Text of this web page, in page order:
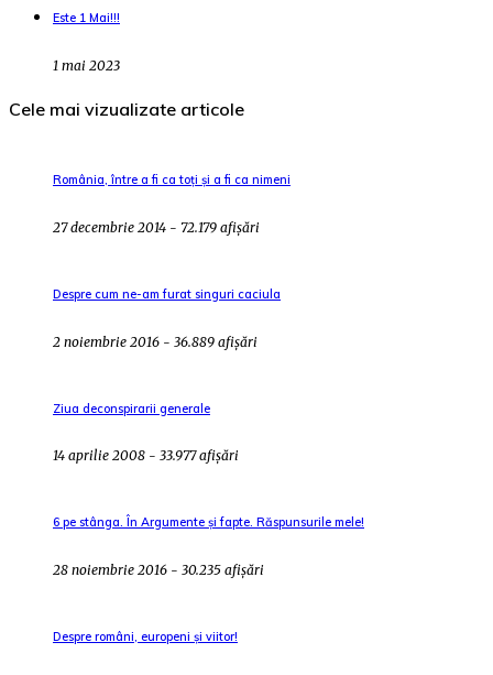
Este 1 Mai!!!
1 mai 2023
Cele mai vizualizate articole
România, între a fi ca toți și a fi ca nimeni
27 decembrie 2014 - 72.179 afișări
Despre cum ne-am furat singuri caciula
2 noiembrie 2016 - 36.889 afișări
Ziua deconspirarii generale
14 aprilie 2008 - 33.977 afișări
6 pe stânga. În Argumente și fapte. Răspunsurile mele!
28 noiembrie 2016 - 30.235 afișări
Despre români, europeni și viitor!